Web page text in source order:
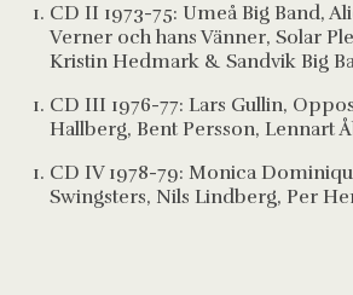
CD II 1973-75: Umeå Big Band,
Verner och hans Vänner, Solar
Kristin Hedmark & Sandvik Big
CD III 1976-77: Lars Gullin,
Hallberg, Bent Persson, Lennart
CD IV 1978-79: Monica
Swingsters, Nils Lindberg, Per